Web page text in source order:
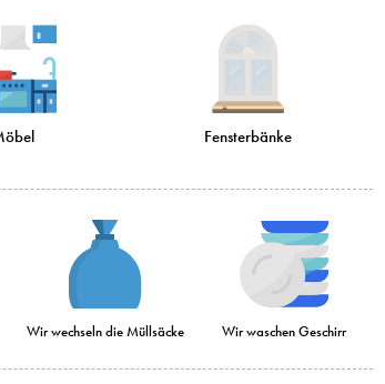
Fensterbänke
Wir wechseln die Müllsäcke Wir waschen Geschirr